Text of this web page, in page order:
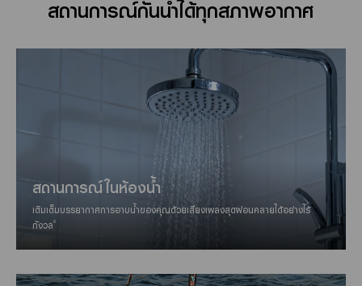
สถานการณ์กันน้ำได้ทุกสภาพอากาศ
สถานการณ์ในห้องน้ำ
เติมเต็มบรรยากาศการอาบน้ำของคุณด้วยเสียงเพลงสุดผ่อนคลายได้อย่างไร้
กังวล 8